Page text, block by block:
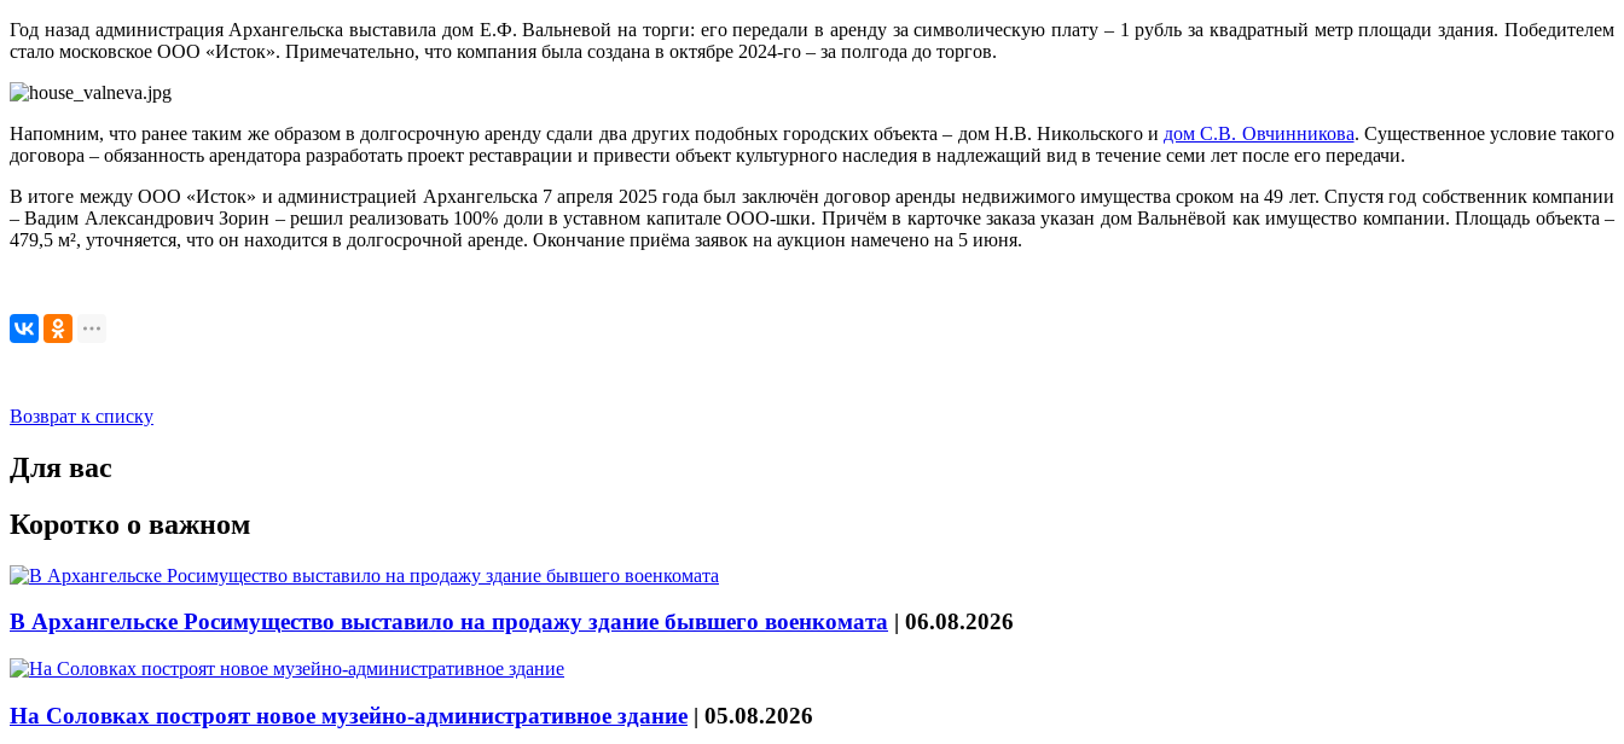
Год назад администрация Архангельска выставила дом Е.Ф. Вальневой на торги: его передали в аренду за символическую плату – 1 рубль за квадратный метр площади здания. Победителем
стало московское ООО «Исток». Примечательно, что компания была создана в октябре 2024-го – за полгода до торгов.
Напомним, что ранее таким же образом в долгосрочную аренду сдали два других подобных городских объекта – дом Н.В. Никольского и дом С.В. Овчинникова. Существенное условие такого
договора – обязанность арендатора разработать проект реставрации и привести объект культурного наследия в надлежащий вид в течение семи лет после его передачи.
В итоге между ООО «Исток» и администрацией Архангельска 7 апреля 2025 года был заключён договор аренды недвижимого имущества сроком на 49 лет. Спустя год собственник компании
– Вадим Александрович Зорин – решил реализовать 100% доли в уставном капитале ООО-шки. Причём в карточке заказа указан дом Вальнёвой как имущество компании. Площадь объекта –
479,5 м², уточняется, что он находится в долгосрочной аренде. Окончание приёма заявок на аукцион намечено на 5 июня.
Возврат к списку
Для вас
Коротко о важном
В Архангельске Росимущество выставило на продажу здание бывшего военкомата | 06.08.2026
На Соловках построят новое музейно-административное здание | 05.08.2026